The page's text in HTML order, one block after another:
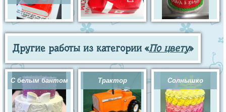
Другие работы из категории «По цвету»
С белым бантом Трактор Солнышко